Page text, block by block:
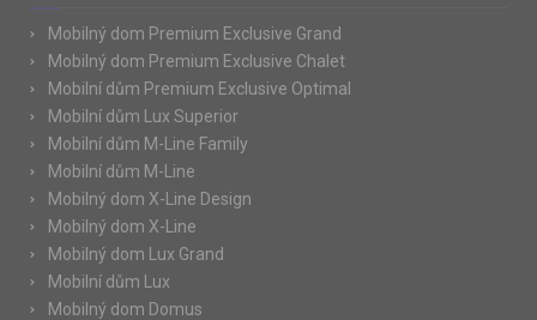
Mobilný dom Premium Exclusive Grand
Mobilný dom Premium Exclusive Chalet
Mobilní dům Premium Exclusive Optimal
Mobilní dům Lux Superior
Mobilní dům M-Line Family
Mobilní dům M-Line
Mobilný dom X-Line Design
Mobilný dom X-Line
Mobilný dom Lux Grand
Mobilní dům Lux
Mobilný dom Domus